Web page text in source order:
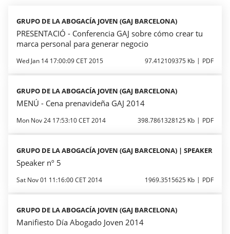
GRUPO DE LA ABOGACÍA JOVEN (GAJ BARCELONA)
PRESENTACIÓ - Conferencia GAJ sobre cómo crear tu
marca personal para generar negocio
Wed Jan 14 17:00:09 CET 2015 97.412109375 Kb PDF
GRUPO DE LA ABOGACÍA JOVEN (GAJ BARCELONA)
MENÚ - Cena prenavideña GAJ 2014
Mon Nov 24 17:53:10 CET 2014 398.7861328125 Kb PDF
GRUPO DE LA ABOGACÍA JOVEN (GAJ BARCELONA) | SPEAKER
Speaker nº 5
Sat Nov 01 11:16:00 CET 2014 1969.3515625 Kb PDF
GRUPO DE LA ABOGACÍA JOVEN (GAJ BARCELONA)
Manifiesto Día Abogado Joven 2014